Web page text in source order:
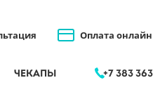
Оплата онлайн
Чекапы +7 383